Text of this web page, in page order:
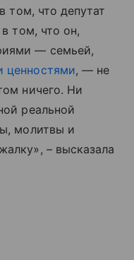
том, что депутат
том, что он,
— семьей,
ценностями, — не
ничего. Ни
реальной
молитвы и
– высказала